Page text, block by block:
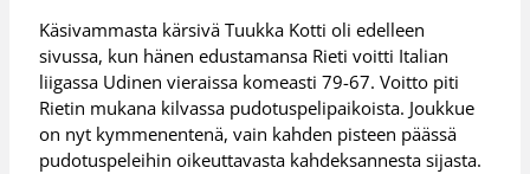
Käsivammasta kärsivä Tuukka Kotti oli edelleen
sivussa, kun hänen edustamansa Rieti voitti Italian
liigassa Udinen vieraissa komeasti 79-67. Voitto piti
Rietin mukana kilvassa pudotuspelipaikoista. Joukkue
on nyt kymmenentenä, vain kahden pisteen päässä
pudotuspeleihin oikeuttavasta kahdeksannesta sijasta.